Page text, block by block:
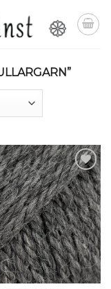
Setja á
óskalista